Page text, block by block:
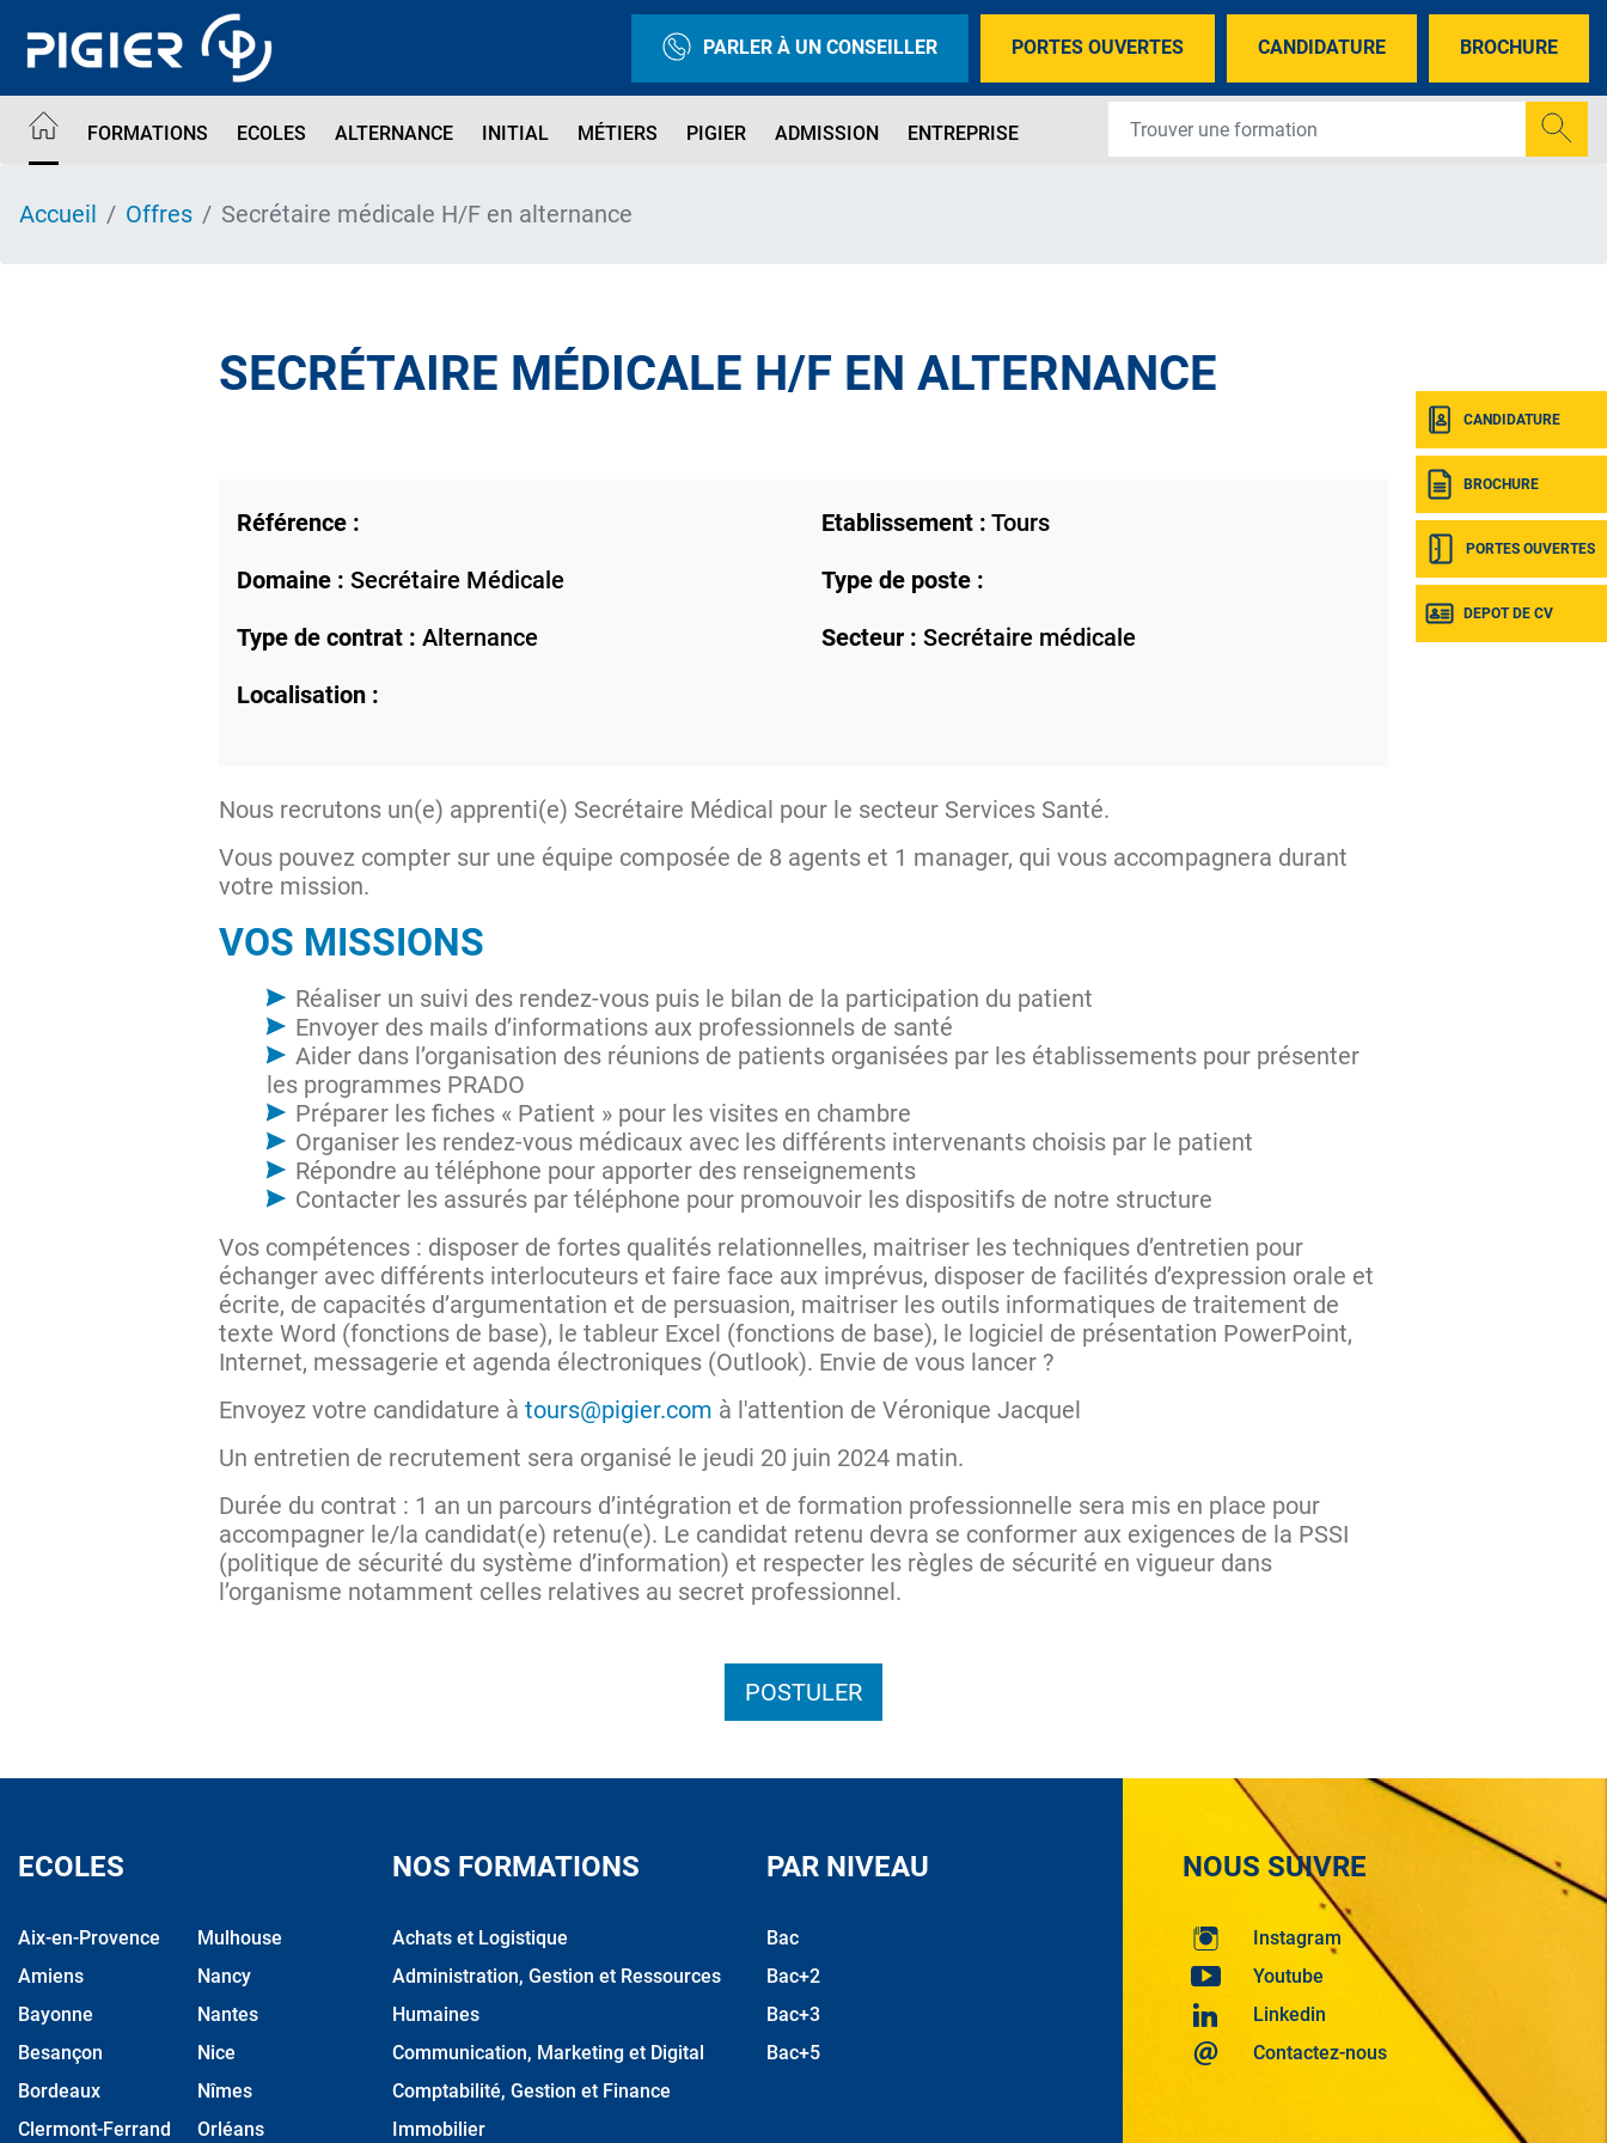
contenu
PARLER À UN CONSEILLER PORTES OUVERTES CANDIDATURE BROCHURE
FORMATIONS ECOLES ALTERNANCE INITIAL MÉTIERS PIGIER ADMISSION ENTREPRISE
CANDIDATURE
BROCHURE
PORTES OUVERTES
DEPOT DE CV
Accueil Offres Secrétaire médicale H/F en alternance
SECRÉTAIRE MÉDICALE H/F EN ALTERNANCE
Référence : Etablissement : Tours
Domaine : Secrétaire Médicale
Type de poste :
Type de contrat : Alternance Secteur : Secrétaire médicale
Localisation :
Nous recrutons un(e) apprenti(e) Secrétaire Médical pour le secteur Services Santé.
Vous pouvez compter sur une équipe composée de 8 agents et 1 manager, qui vous accompagnera durant
votre mission.
VOS MISSIONS
Réaliser un suivi des rendez-vous puis le bilan de la participation du patient
Envoyer des mails d’informations aux professionnels de santé
Aider dans l’organisation des réunions de patients organisées par les établissements pour présenter
les programmes PRADO
Préparer les fiches « Patient » pour les visites en chambre
Organiser les rendez-vous médicaux avec les différents intervenants choisis par le patient
Répondre au téléphone pour apporter des renseignements
Contacter les assurés par téléphone pour promouvoir les dispositifs de notre structure
Vos compétences : disposer de fortes qualités relationnelles, maitriser les techniques d’entretien pour
échanger avec différents interlocuteurs et faire face aux imprévus, disposer de facilités d’expression orale et
écrite, de capacités d’argumentation et de persuasion, maitriser les outils informatiques de traitement de
texte Word (fonctions de base), le tableur Excel (fonctions de base), le logiciel de présentation PowerPoint,
Internet, messagerie et agenda électroniques (Outlook). Envie de vous lancer ?
Envoyez votre candidature à tours@pigier.com à l'attention de Véronique Jacquel
Un entretien de recrutement sera organisé le jeudi 20 juin 2024 matin.
Durée du contrat : 1 an un parcours d’intégration et de formation professionnelle sera mis en place pour
accompagner le/la candidat(e) retenu(e). Le candidat retenu devra se conformer aux exigences de la PSSI
(politique de sécurité du système d’information) et respecter les règles de sécurité en vigueur dans
l’organisme notamment celles relatives au secret professionnel.
POSTULER
ECOLES
Aix-en-Provence
Amiens
Bayonne
Besançon
Bordeaux
Clermont-Ferrand
Mulhouse
Nancy
Nantes
Nice
Nîmes
Orléans
NOS FORMATIONS
Achats et Logistique
Administration, Gestion et Ressources
Humaines
Communication, Marketing et Digital
Comptabilité, Gestion et Finance
Immobilier
PAR NIVEAU
Bac
Bac+2
Bac+3
Bac+5
NOUS SUIVRE
Instagram
Youtube
Linkedin
Contactez-nous